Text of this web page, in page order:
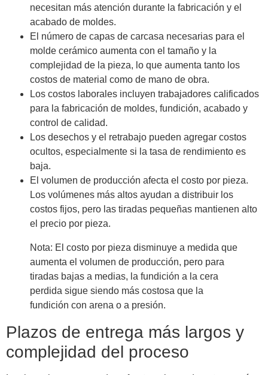
necesitan más atención durante la fabricación y el
acabado de moldes.
El número de capas de carcasa necesarias para el
molde cerámico aumenta con el tamaño y la
complejidad de la pieza, lo que aumenta tanto los
costos de material como de mano de obra.
Los costos laborales incluyen trabajadores calificados
para la fabricación de moldes, fundición, acabado y
control de calidad.
Los desechos y el retrabajo pueden agregar costos
ocultos, especialmente si la tasa de rendimiento es
baja.
El volumen de producción afecta el costo por pieza.
Los volúmenes más altos ayudan a distribuir los
costos fijos, pero las tiradas pequeñas mantienen alto
el precio por pieza.
Nota: El costo por pieza disminuye a medida que
aumenta el volumen de producción, pero para
tiradas bajas a medias, la fundición a la cera
perdida sigue siendo más costosa que la
fundición con arena o a presión.
Plazos de entrega más largos y
complejidad del proceso